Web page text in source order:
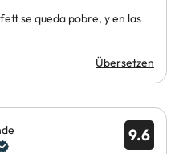
se queda pobre, y en las
Übersetzen
9.6